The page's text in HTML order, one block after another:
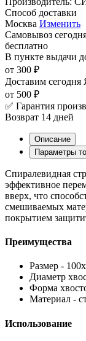
Способ доставки
Москва Изменить
Самовывоз
бесплатно
В пункте выдачи
от 300 ₽
Доставим сегодня
от 500 ₽
✅ Гарантия
Возврат 14 дней
Описание
Параметры
Спиралевидная
эффективное
вверх, что
смешиваемых
покрытием
Преимущества
Размер -
Диаметр
Форма
Материал -
Использование